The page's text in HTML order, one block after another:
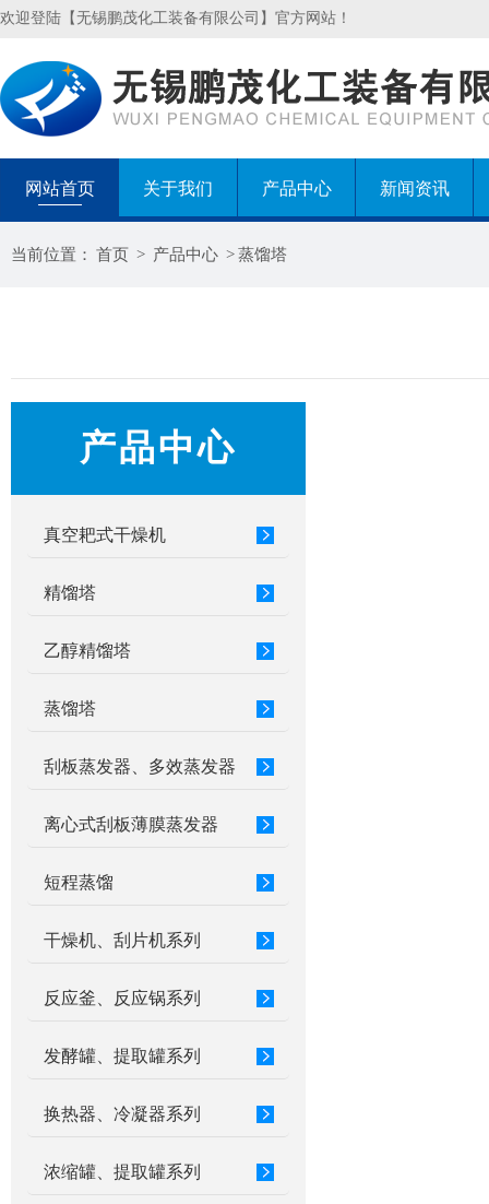
欢迎登陆【无锡鹏茂化工装备有限公司】官方网站！
网站首页 关于我们 产品中心 新闻资讯
当前位置： 首页 > 产品中心 >蒸馏塔
产品中心
真空耙式干燥机
精馏塔
乙醇精馏塔
蒸馏塔
刮板蒸发器、多效蒸发器
离心式刮板薄膜蒸发器
短程蒸馏
干燥机、刮片机系列
反应釜、反应锅系列
发酵罐、提取罐系列
换热器、冷凝器系列
浓缩罐、提取罐系列